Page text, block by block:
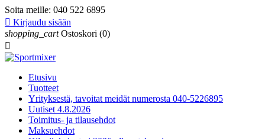
Soita meille: 040 522 6895
 Kirjaudu sisään
shopping_cart Ostoskori (0)

Etusivu
Tuotteet
Yrityksestä, tavoitat meidät numerosta 040-5226895
Uutiset 4.8.2026
Toimitus- ja tilausehdot
Maksuehdot